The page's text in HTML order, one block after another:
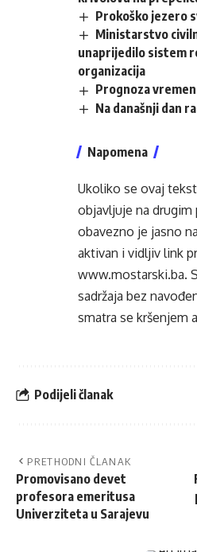
Prokoško jezero
Ministarstvo
unaprijedilo sistem
organizacija
Prognoza
Na današnji dan
Napomena
Ukoliko se ovaj
objavljuje na
obavezno je jasno
aktivan i vidljiv link
www.mostarski.ba.
sadržaja bez
smatra se kršenjem
Podijeli članak
PRETHODNI ČLANAK
Promovisano devet
profesora emeritusa
Univerziteta u Sarajevu